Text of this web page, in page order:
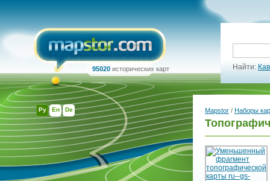
Ру En De
95020 исторических карт Найти:
Mapstor / Наборы